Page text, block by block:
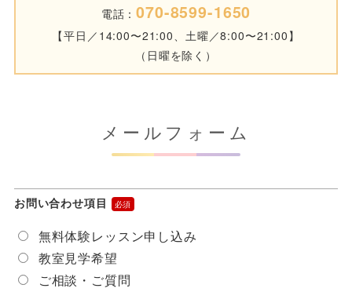
電話：070-8599-1650
【平日／14:00〜21:00、土曜／8:00〜21:00】
（日曜を除く）
メールフォーム
お問い合わせ項目
無料体験レッスン申し込み
教室見学希望
ご相談・ご質問